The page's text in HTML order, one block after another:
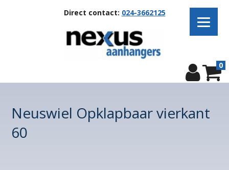
Direct contact: 024-3662125
0
Neuswiel Opklapbaar vierkant
60